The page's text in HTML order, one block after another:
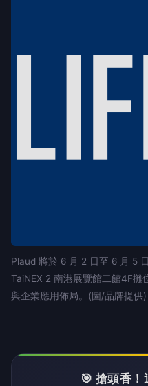
Plaud 將於 6 月 2 日至 6 月 5
TaiNEX 2 南港展覽館二館4F攤
與企業應用佈局。(圖/品牌提供)
🎯 搶頭香！